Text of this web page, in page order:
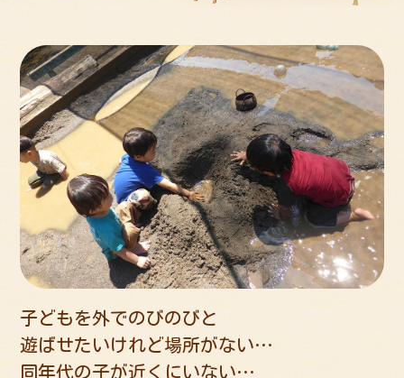
子どもを外でのびのびと
遊ばせたいけれど場所がない…
同年代の子が近くにいない…